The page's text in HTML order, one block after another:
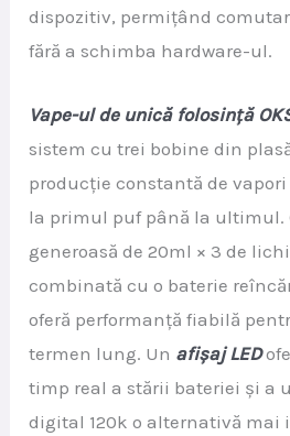
dispozitiv, permițând
fără a schimba hardware-ul.
Vape-ul de unică folosință
sistem cu trei bobine din
producție constantă de
la primul puf până la ultimul.
generoasă de 20ml × 3 de
combinată cu o baterie
oferă performanță fiabilă
termen lung. Un afișaj LED
timp real a stării bateriei și a
digital 120k o alternativă mai